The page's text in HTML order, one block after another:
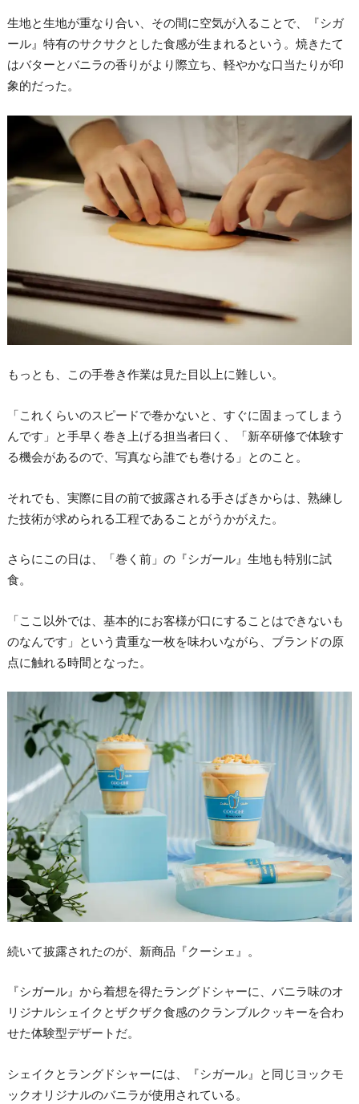
生地と生地が重なり合い、その間に空気が入ることで、『シガ
ール』特有のサクサクとした食感が生まれるという。焼きたて
はバターとバニラの香りがより際立ち、軽やかな口当たりが印
象的だった。
もっとも、この手巻き作業は見た目以上に難しい。
「これくらいのスピードで巻かないと、すぐに固まってしまう
んです」と手早く巻き上げる担当者曰く、「新卒研修で体験す
る機会があるので、写真なら誰でも巻ける」とのこと。
それでも、実際に目の前で披露される手さばきからは、熟練し
た技術が求められる工程であることがうかがえた。
さらにこの日は、「巻く前」の『シガール』生地も特別に試
食。
「ここ以外では、基本的にお客様が口にすることはできないも
のなんです」という貴重な一枚を味わいながら、ブランドの原
点に触れる時間となった。
続いて披露されたのが、新商品『クーシェ』。
『シガール』から着想を得たラングドシャーに、バニラ味のオ
リジナルシェイクとザクザク食感のクランブルクッキーを合わ
せた体験型デザートだ。
シェイクとラングドシャーには、『シガール』と同じヨックモ
ックオリジナルのバニラが使用されている。